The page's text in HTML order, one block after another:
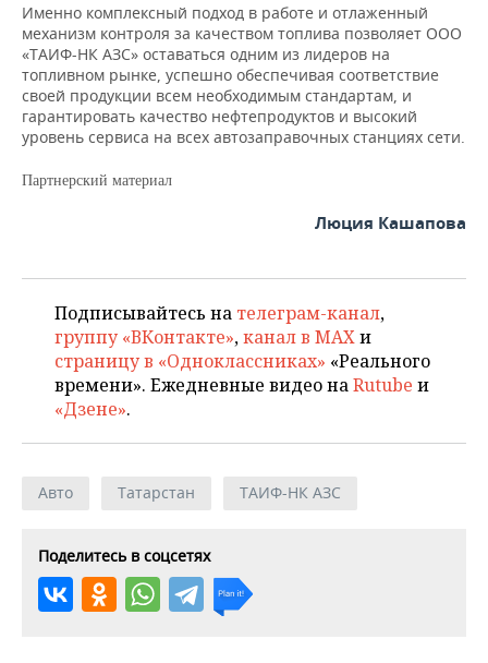
Именно комплексный подход в работе и отлаженный
механизм контроля за качеством топлива позволяет ООО
«ТАИФ-НК АЗС» оставаться одним из лидеров на
топливном рынке, успешно обеспечивая соответствие
своей продукции всем необходимым стандартам, и
гарантировать качество нефтепродуктов и высокий
уровень сервиса на всех автозаправочных станциях сети.
Партнерский материал
Люция Кашапова
Подписывайтесь на телеграм-канал,
группу «ВКонтакте»,канал в MAXи
страницу в «Одноклассниках» «Реального
времени». Ежедневные видео наRutube и
«Дзене».
Авто Татарстан ТАИФ-НК АЗС
Поделитесь в соцсетях